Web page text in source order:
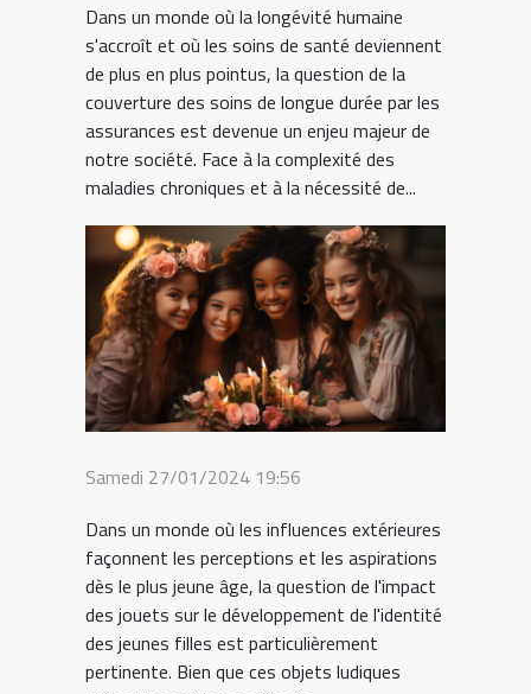
Dans un monde où la longévité humaine
s'accroît et où les soins de santé deviennent
de plus en plus pointus, la question de la
couverture des soins de longue durée par les
assurances est devenue un enjeu majeur de
notre société. Face à la complexité des
maladies chroniques et à la nécessité de...
Samedi 27/01/2024 19:56
Dans un monde où les influences extérieures
façonnent les perceptions et les aspirations
dès le plus jeune âge, la question de l'impact
des jouets sur le développement de l'identité
des jeunes filles est particulièrement
pertinente. Bien que ces objets ludiques